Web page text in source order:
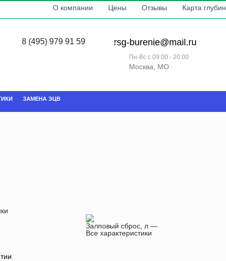
О компании Цены Отзывы Карта глубин
8 (495) 979 91 59 rsg-burenie@mail.ru
Пн-Вс с 09:00 - 20:00
Москва, МО
ЗАМЕНА ЭЦВ
Залповый сброс, л —
Все характеристики